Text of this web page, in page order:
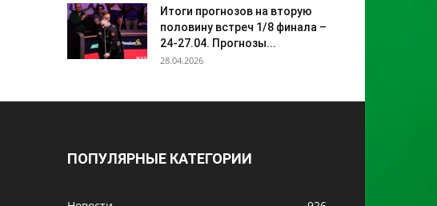
Итоги прогнозов на вторую
половину встреч 1/8 финала –
24-27.04. Прогнозы...
28.04.2026
ПОПУЛЯРНЫЕ КАТЕГОРИИ